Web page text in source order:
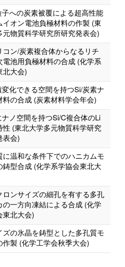
への炭素被覆による超高性能
イオン電池負極材料の作製 (東
元物質科学研究所研究発表会)
コン/炭素複合体からなるリチ
電池用負極材料の合成 (化学系
北大会)
化できる空間を持つSi/炭素ナ
料の合成 (炭素材料学会年会)
ノ空間を持つSi/C複合体のLi
性 (東北大学多元物質科学研究
表会)
に温和な条件下でのハニカムモ
鋳型合成 (化学系学協会東北大
ロンサイズの細孔を有する多孔
の一方向凍結による合成 (化学
東北大会)
ズの氷晶を鋳型とした多孔質モ
作製 (化学工学会秋季大会)